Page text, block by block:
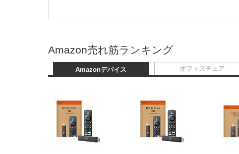
Amazon売れ筋ランキング
Amazonデバイス オフィスチェア